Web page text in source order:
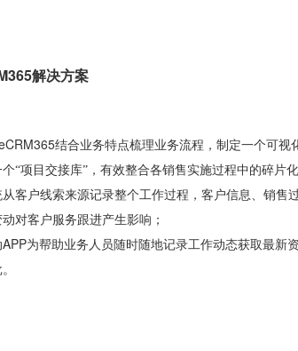
解决方案
结合业务特点梳理业务流程，制定一个可
个“项目交接库”，有效整合各销售实施过程中的碎片化
从客户线索来源记录整个工作过程，客户信息、销
对客户服务跟进产生影响；
APP为帮助业务人员随时随地记录工作动态获取最新